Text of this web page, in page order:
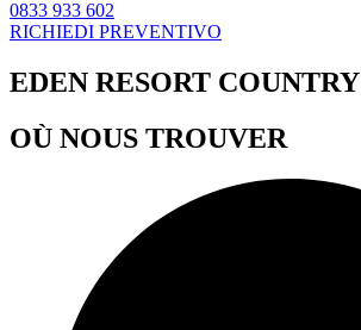
0833 933 602
RICHIEDI PREVENTIVO
EDEN RESORT COUNTRY
OÙ NOUS TROUVER